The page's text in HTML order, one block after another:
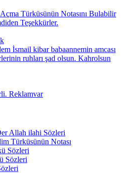
Türküsünün Notasını Bulabilir
Teşekkürler.
İsmail kibar babaannemin amcası
ruhları şad olsun. Kahrolsun
Reklamvar
Allah ilahi Sözleri
Türküsünün Notası
Sözleri
Sözleri